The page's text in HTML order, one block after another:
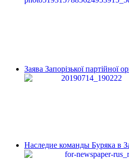
Заява Запорізької партійної
Наследие команды Буряка в